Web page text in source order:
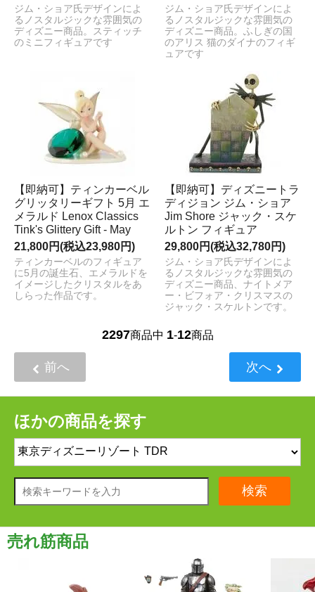
ジム・ショア氏デザインによ
るノスタルジックな雰囲気の
ディズニー商品。スティッチ
のミニフィギュアです
ジム・ショア氏デザインによ
るノスタルジックな雰囲気の
ディズニー商品。ふしぎの国
のアリス 猫のダイナのフィギ
ュアです
【即納可】ティンカーベル
グリッタリーギフト 5月 エ
メラルド Lenox Classics
Tink's Glittery Gift - May
21,800円(税込23,980円)
ティンカーベルのフィギュア
に5月の誕生石、エメラルドを
イメージしたクリスタルをあ
しらった作品です。
【即納可】ディズニートラ
ディジョン ジム・ショア
Jim Shore ジャック・スケ
ルトン フィギュア
29,800円(税込32,780円)
ジム・ショア氏デザインによ
るノスタルジックな雰囲気の
ディズニー商品、ナイトメア
ー・ビフォア・クリスマスの
ジャック・スケルトンです。
2297商品中 1-12商品
前へ 次へ
ほかの商品を探す
検索
売れ筋商品